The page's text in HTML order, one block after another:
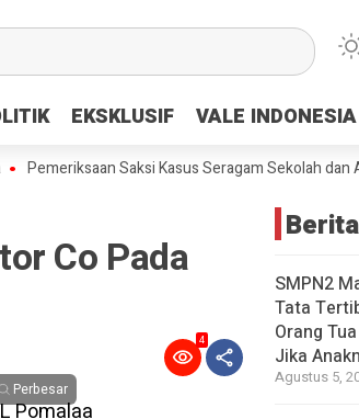
EKSKLUSIF VALE INDONESIA
EKSKLUSIF VALE INDONESIA
Saksi Kasus Seragam Sekolah dan
Co Pada
4
Perbesar
SMPN2
Tata
Orang
Jika
Agustus 5,